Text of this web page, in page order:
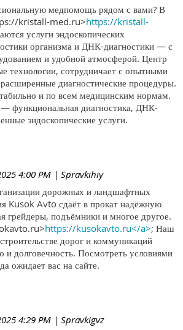
медпомощь рядом с вами? В
kristall-med.ru>https://kristall-
услуги эндоскопических
организма и ДНК-диагностики — с
и удобной атмосферой. Центр
технологии, сотрудничает с опытными
диагностические процедуры.
и по всем медицинским нормам.
функциональная диагностика, ДНК-
эндоскопические услуги.
4:00 PM | Spravkihiy
дорожных и ландшафтных
Kusok Avto сдаёт в прокат надёжную
грейдеры, подъёмники и многое другое.
https://kusokavto.ru</a>; Наш
дорог и коммуникаций
и долговечность. Посмотреть условиями
ожидает вас на сайте.
4:29 PM | Spravkigvz